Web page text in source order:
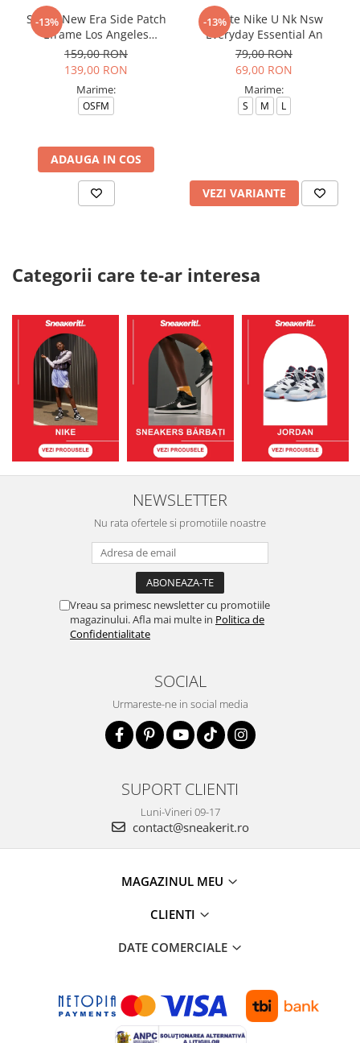
-13%
Sapca New Era Side Patch
Eframe Los Angeles
Dodgers Brs
159,00 RON
139,00 RON
Marime:
OSFM
ADAUGA IN COS
-13%
Sosete Nike U Nk Nsw
Everyday Essential An
79,00 RON
69,00 RON
Marime:
S M L
VEZI VARIANTE
Categorii care te-ar interesa
NEWSLETTER
Nu rata ofertele si promotiile noastre
Vreau sa primesc newsletter cu promotiile
magazinului. Afla mai multe in Politica de
Confidentialitate
SOCIAL
Urmareste-ne in social media
SUPORT CLIENTI
Luni-Vineri 09-17
contact@sneakerit.ro
MAGAZINUL MEU
CLIENTI
DATE COMERCIALE